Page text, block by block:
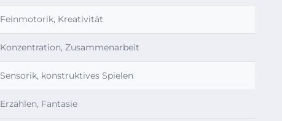
Feinmotorik, Kreativität
Konzentration, Zusammenarbeit
Sensorik, konstruktives Spielen
Erzählen, Fantasie